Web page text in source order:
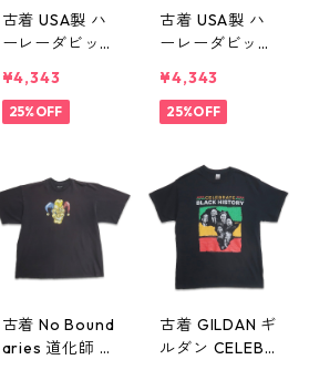
古着 USA製 ハ
ーレーダビッド
AVIDSON モー
ターサイクル
記：2XL gd41
0327n w6073
0
¥4,343
25%OFF
古着 USA製 ハ
ーレーダビッド
AVIDSON モー
ターサイクル
記：XL gd410
326n w60730
¥4,343
25%OFF
古着 No Bound
aries 道化師 プ
古着 GILDAN ギ
ルダン CELEBR